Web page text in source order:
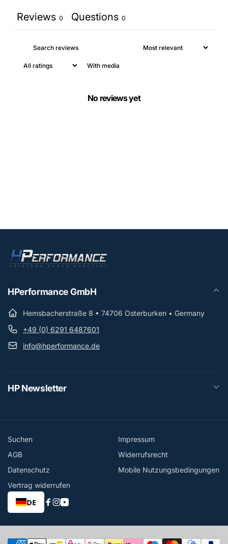
Reviews 0 Questions 0
With media
No reviews yet
HPerformance GmbH
Hemsbacherstraße 8 • 74706 Osterburken • Germany
+49 (0) 6291 6487601
info@hperformance.de
HP Newsletter
Suchen
Impressum
AGB
Widerrufsrecht
Datenschutz
Mobile Nutzungsbedingungen
Vertrag widerrufen
DE
Facebook
Instagram
YouTube